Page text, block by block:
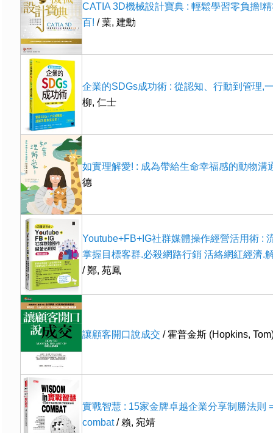
CATIA 3D機械設計寶典 : 輕鬆學習零負擔!
百! / 葉, 建勳
企業的SDGs成功術 : 從認知、行動到管理,
柳, 仁士
如實理解愛! : 成為帶給生命幸福感的動物溝
德
Youtube+FB+IG社群媒體操作經營活用術 :
掌握目標客群.必殺網路行銷 活絡網紅經濟.
/ 鄭, 苑鳳
讓顧客開口說成交 / 霍普金斯 (Hopkins,
實戰智慧 : 15家金牌卓越企業分享制勝法則
combat/ 賴, 宛靖